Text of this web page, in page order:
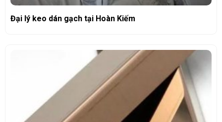
Đại lý keo dán gạch tại Hoàn Kiếm